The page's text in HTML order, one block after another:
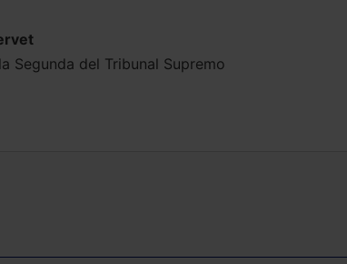
Segunda del Tribunal Supremo